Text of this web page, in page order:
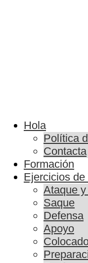
Hola
Política
Contacta
Formación
Ejercicios de
Ataque
Saque
Defensa
Apoyo